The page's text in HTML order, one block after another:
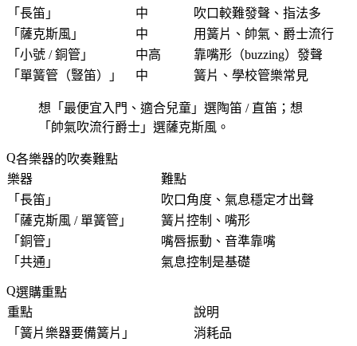
「 長笛 」 中
吹口較難發聲、指法多
「 薩克斯風 」 中
用簧片、帥氣、爵士流行
「 小號 / 銅管 」 中高
靠嘴形（buzzing）發聲
「 單簧管（豎笛） 」 中 簧片、學校管樂常見
想「 最便宜入門、適合兒童 」選陶笛 / 直笛；想
「 帥氣吹流行爵士 」選薩克斯風。
各樂器的吹奏難點
樂器
難點
「 長笛 」
吹口角度、氣息穩定才出聲
「 薩克斯風 / 單簧管 」
簧片控制、嘴形
「 銅管 」
嘴唇振動、音準靠嘴
「 共通 」 氣息控制是基礎
選購重點
重點
說明
「 簧片樂器要備簧片 」
消耗品